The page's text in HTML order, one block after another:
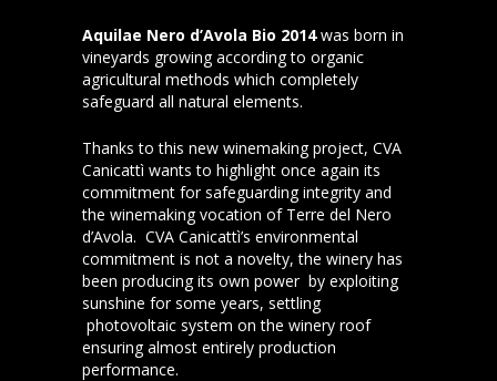
Aquilae Nero d’Avola Bio 2014was born in
vineyards growing according to organic
agricultural methods which completely
safeguard all natural elements.
Thanks to this new winemaking project, CVA
Canicattì wants to highlight once again its
commitment for safeguarding integrity and
the winemaking vocation of Terre del Nero
d’Avola. CVA Canicattì’s environmental
commitment is not a novelty, the winery has
been producing its own power by exploiting
sunshine for some years, settling
photovoltaic system on the winery roof
ensuring almost entirely production
performance.